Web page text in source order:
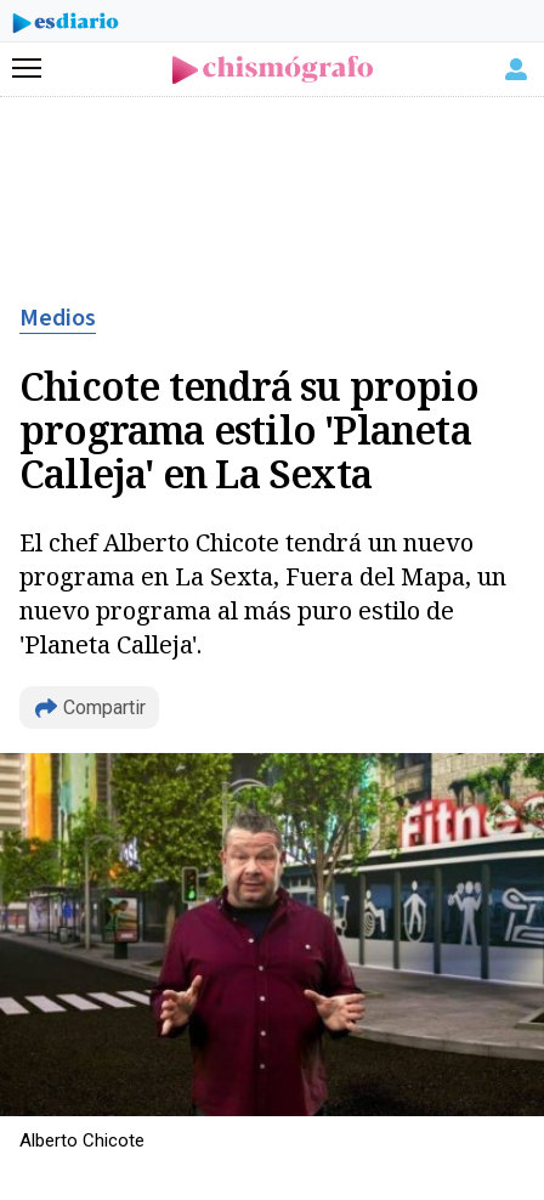
Menú
Medios
Chicote tendrá su propio
programa estilo 'Planeta
Calleja' en La Sexta
El chef Alberto Chicote tendrá un nuevo
programa en La Sexta, Fuera del Mapa, un
nuevo programa al más puro estilo de
'Planeta Calleja'.
Compartir
Copiar
Alberto Chicote